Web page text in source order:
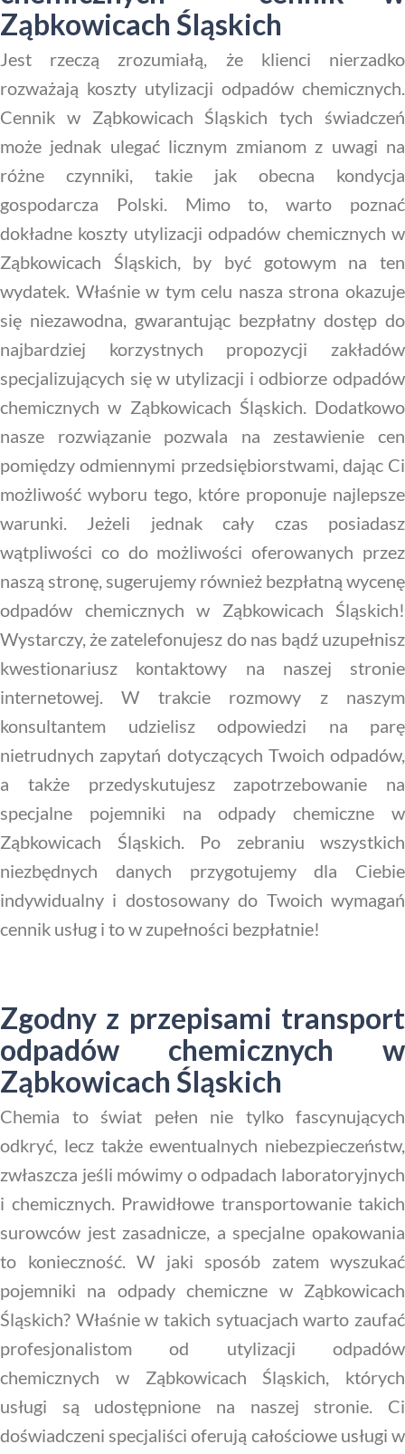
Ząbkowicach Śląskich
Jest rzeczą zrozumiałą, że klienci nierzadko
rozważają koszty utylizacji odpadów chemicznych.
Cennik w Ząbkowicach Śląskich tych świadczeń
może jednak ulegać licznym zmianom z uwagi na
różne czynniki, takie jak obecna kondycja
gospodarcza Polski. Mimo to, warto poznać
dokładne koszty utylizacji odpadów chemicznych w
Ząbkowicach Śląskich, by być gotowym na ten
wydatek. Właśnie w tym celu nasza strona okazuje
się niezawodna, gwarantując bezpłatny dostęp do
najbardziej korzystnych propozycji zakładów
specjalizujących się w utylizacji i odbiorze odpadów
chemicznych w Ząbkowicach Śląskich. Dodatkowo
nasze rozwiązanie pozwala na zestawienie cen
pomiędzy odmiennymi przedsiębiorstwami, dając Ci
możliwość wyboru tego, które proponuje najlepsze
warunki. Jeżeli jednak cały czas posiadasz
wątpliwości co do możliwości oferowanych przez
naszą stronę, sugerujemy również bezpłatną wycenę
odpadów chemicznych w Ząbkowicach Śląskich!
Wystarczy, że zatelefonujesz do nas bądź uzupełnisz
kwestionariusz kontaktowy na naszej stronie
internetowej. W trakcie rozmowy z naszym
konsultantem udzielisz odpowiedzi na parę
nietrudnych zapytań dotyczących Twoich odpadów,
a także przedyskutujesz zapotrzebowanie na
specjalne pojemniki na odpady chemiczne w
Ząbkowicach Śląskich. Po zebraniu wszystkich
niezbędnych danych przygotujemy dla Ciebie
indywidualny i dostosowany do Twoich wymagań
cennik usług i to w zupełności bezpłatnie!
Zgodny z przepisami transport
odpadów chemicznych w
Ząbkowicach Śląskich
Chemia to świat pełen nie tylko fascynujących
odkryć, lecz także ewentualnych niebezpieczeństw,
zwłaszcza jeśli mówimy o odpadach laboratoryjnych
i chemicznych. Prawidłowe transportowanie takich
surowców jest zasadnicze, a specjalne opakowania
to konieczność. W jaki sposób zatem wyszukać
pojemniki na odpady chemiczne w Ząbkowicach
Śląskich? Właśnie w takich sytuacjach warto zaufać
profesjonalistom od utylizacji odpadów
chemicznych w Ząbkowicach Śląskich, których
usługi są udostępnione na naszej stronie. Ci
doświadczeni specjaliści oferują całościowe usługi w